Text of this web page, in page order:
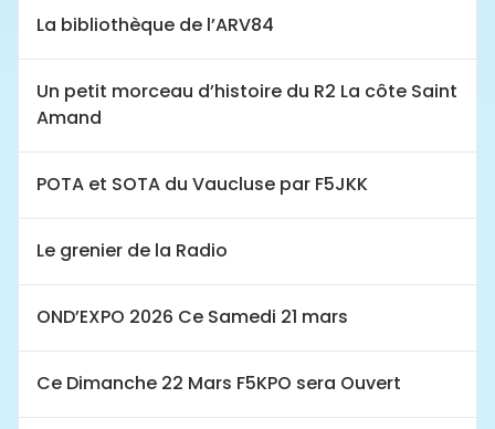
La bibliothèque de l’ARV84
Un petit morceau d’histoire du R2 La côte Saint
Amand
POTA et SOTA du Vaucluse par F5JKK
Le grenier de la Radio
OND’EXPO 2026 Ce Samedi 21 mars
Ce Dimanche 22 Mars F5KPO sera Ouvert